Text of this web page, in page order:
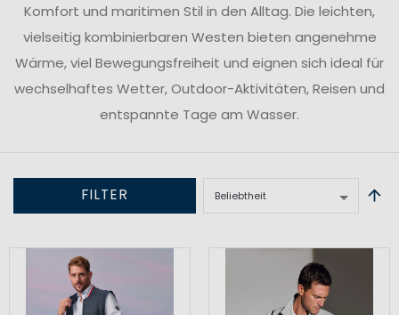
Komfort und maritimen Stil in den Alltag. Die leichten,
vielseitig kombinierbaren Westen bieten angenehme
Wärme, viel Bewegungsfreiheit und eignen sich ideal für
wechselhaftes Wetter, Outdoor-Aktivitäten, Reisen und
entspannte Tage am Wasser.
FILTER